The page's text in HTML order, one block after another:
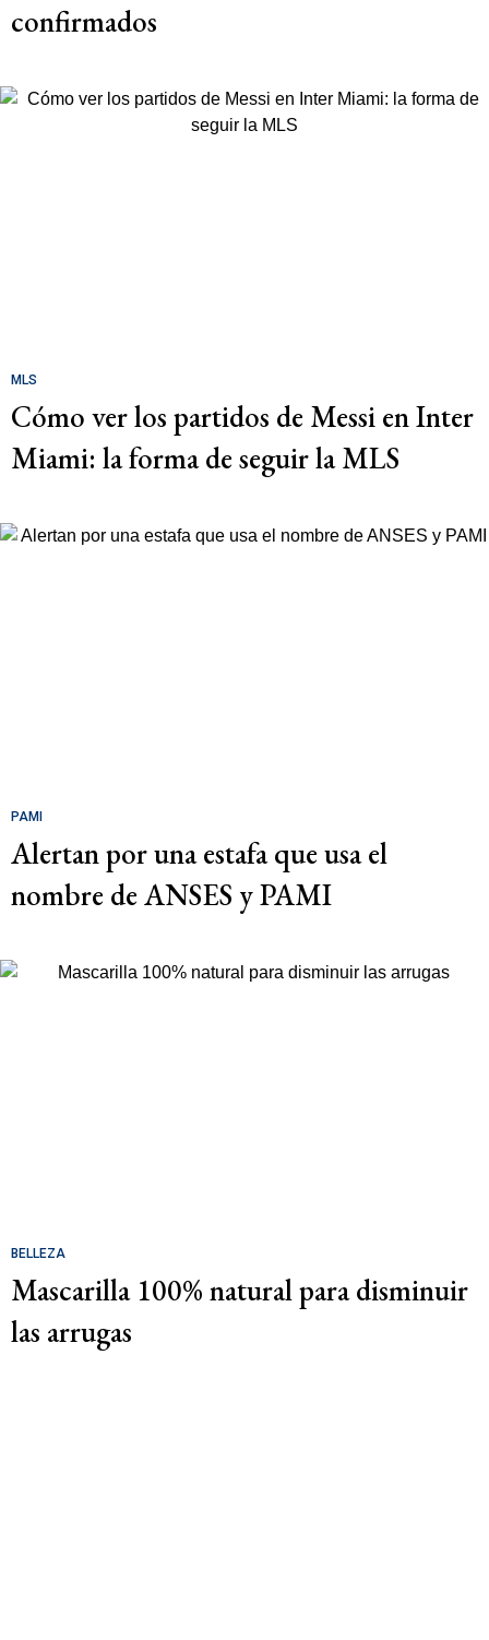
confirmados
MLS
Cómo ver los partidos de Messi en Inter
Miami: la forma de seguir la MLS
PAMI
Alertan por una estafa que usa el
nombre de ANSES y PAMI
BELLEZA
Mascarilla 100% natural para disminuir
las arrugas